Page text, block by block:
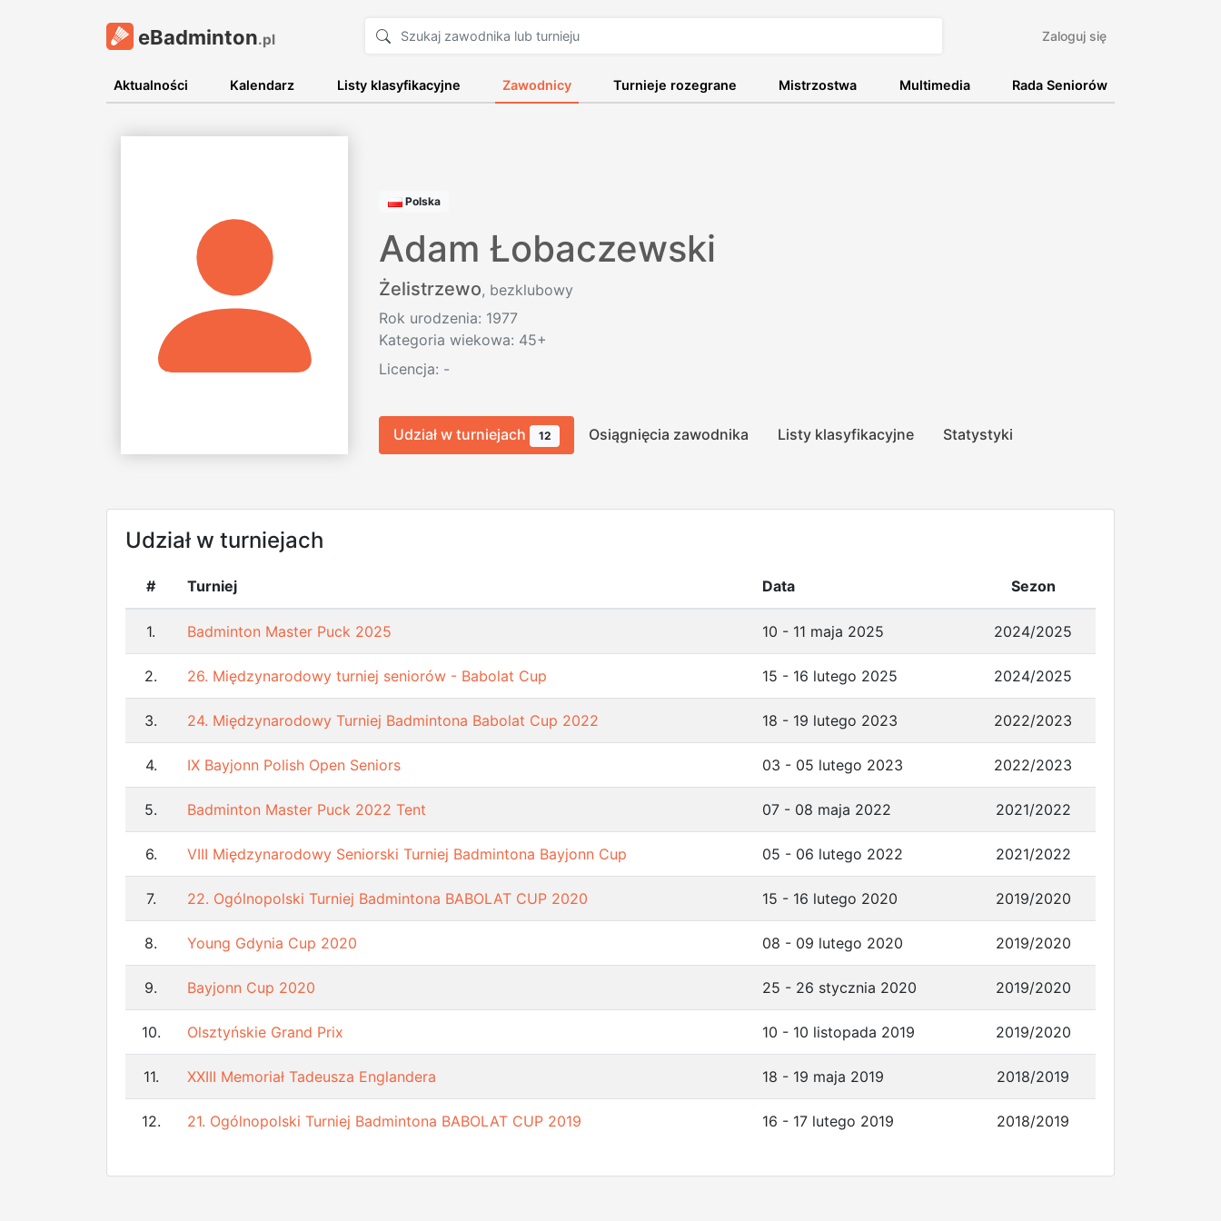
eBadminton.pl Zaloguj się
Aktualności Kalendarz Listy klasyfikacyjne Zawodnicy Turnieje rozegrane Mistrzostwa Multimedia Rada Seniorów
Polska
Adam Łobaczewski
Żelistrzewo, bezklubowy
Rok urodzenia: 1977
Kategoria wiekowa: 45+
Licencja: -
Udział w turniejach 12 Osiągnięcia zawodnika Listy klasyfikacyjne Statystyki
Udział w turniejach
# Turniej Data Sezon
1. Badminton Master Puck 2025 10 - 11 maja 2025 2024/2025
2. 26. Międzynarodowy turniej seniorów - Babolat Cup 15 - 16 lutego 2025 2024/2025
3. 24. Międzynarodowy Turniej Badmintona Babolat Cup 2022 18 - 19 lutego 2023 2022/2023
4. IX Bayjonn Polish Open Seniors 03 - 05 lutego 2023 2022/2023
5. Badminton Master Puck 2022 Tent 07 - 08 maja 2022 2021/2022
6. VIII Międzynarodowy Seniorski Turniej Badmintona Bayjonn Cup 05 - 06 lutego 2022 2021/2022
7. 22. Ogólnopolski Turniej Badmintona BABOLAT CUP 2020 15 - 16 lutego 2020 2019/2020
8. Young Gdynia Cup 2020 08 - 09 lutego 2020 2019/2020
9. Bayjonn Cup 2020 25 - 26 stycznia 2020 2019/2020
10. Olsztyńskie Grand Prix 10 - 10 listopada 2019 2019/2020
11. XXIII Memoriał Tadeusza Englandera 18 - 19 maja 2019 2018/2019
12. 21. Ogólnopolski Turniej Badmintona BABOLAT CUP 2019 16 - 17 lutego 2019 2018/2019